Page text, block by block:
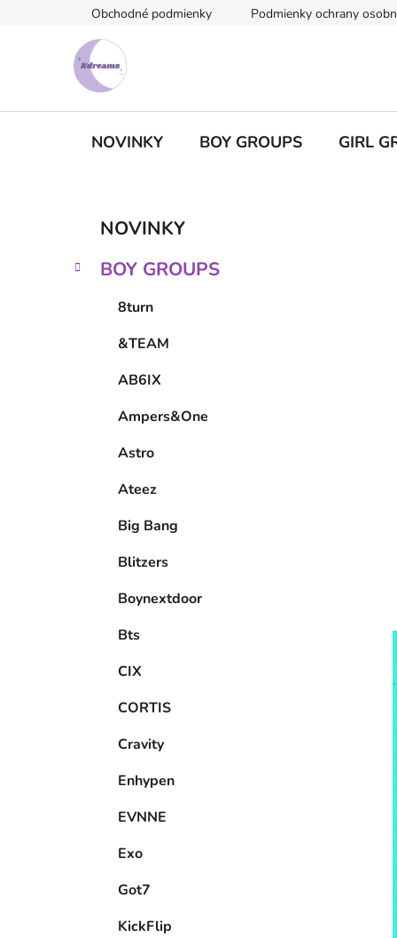
Obchodné podmienky Podmienky ochrany
NOVINKY BOY GROUPS GIRL
č
Preskočiť
kategórie
e
NOVINKY
BOY GROUPS
8turn
&TEAM
AB6IX
Ampers&One
Astro
Ateez
Big Bang
Blitzers
Boynextdoor
Bts
CIX
CORTIS
Cravity
Enhypen
EVNNE
Exo
Got7
KickFlip